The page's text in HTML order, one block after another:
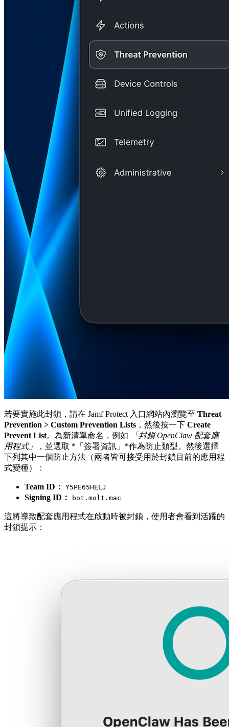
若要實施此封鎖，請在 Jamf Protect 入口網站內瀏覽至 Threat
Prevention > Custom Prevention Lists ，然後按一下 Create
Prevent List。為新清單命名，例如
「封鎖 OpenClaw 配套應
用程式」
，並選取 *「簽署資訊」*作為防止類型。然後選擇
下列其中一個防止方法（兩者皆可接受用於封鎖目前的應用程
式變種）：
Team ID： Y5PE65HELJ
Signing ID： bot.molt.mac
這將導致配套應用程式在啟動時被封鎖，使用者會看到活躍的
封鎖提示：